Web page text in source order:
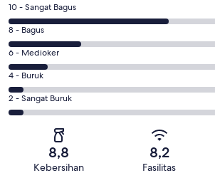
Penilaian
10
-
Sangat
Bagus.
1886
dari
3578
10 - Sangat Bagus
Penilaian
8
-
Bagus.
851
dari
8 - Bagus
Penilaian
6
-
Medioker.
463
6 - Medioker
Penilaian
4
-
4 - Buruk
Penilaian
2
2 - Sangat Buruk
8,8
Kebersihan
8,2
Fasilitas